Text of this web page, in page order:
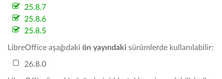
25.8.7
25.8.6
25.8.5
LibreOffice aşağıdaki ön yayındaki sürümlerde kullanılabilir:
26.8.0